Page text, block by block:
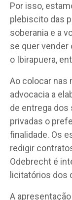
Por isso,
plebiscito das
soberania e a
se quer vender
o Ibirapuera,
Ao colocar nas
advocacia a
de entrega
privadas o
finalidade. Os
redigir
Odebrecht é
licitatórios dos
A